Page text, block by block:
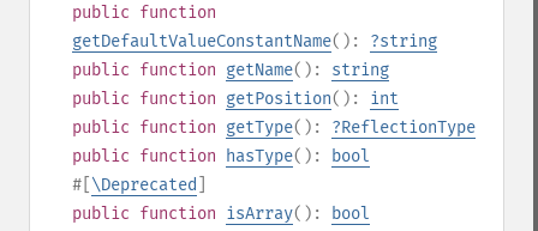
public function
getDefaultValueConstantName(): ?string
public function getName(): string
public function getPosition(): int
public function getType(): ?ReflectionType
public function hasType():
bool
#[ \Deprecated
public function isArray():
bool